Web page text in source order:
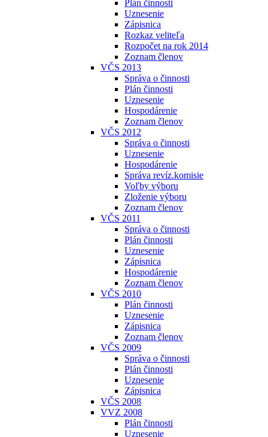
Plán činnosti
Uznesenie
Zápisnica
Rozkaz veliteľa
Rozpočet na rok 2014
Zoznam členov
VČS 2013
Správa o činnosti
Plán činnosti
Uznesenie
Hospodárenie
Zoznam členov
VČS 2012
Správa o činnosti
Uznesenie
Hospodárenie
Správa revíz.komisie
Voľby výboru
Zloženie výboru
Zoznam členov
VČS 2011
Správa o činnosti
Plán činnosti
Uznesenie
Zápisnica
Hospodárenie
Zoznam členov
VČS 2010
Plán činnosti
Uznesenie
Zápisnica
Zoznam členov
VČS 2009
Správa o činnosti
Plán činnosti
Uznesenie
Zápisnica
VČS 2008
VVZ 2008
Plán činnosti
Uznesenie